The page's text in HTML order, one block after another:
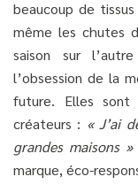
beaucoup de
même les chutes
saison sur
l’obsession de la
future. Elles sont
créateurs : « J’ai
grandes maisons »
marque, éco-